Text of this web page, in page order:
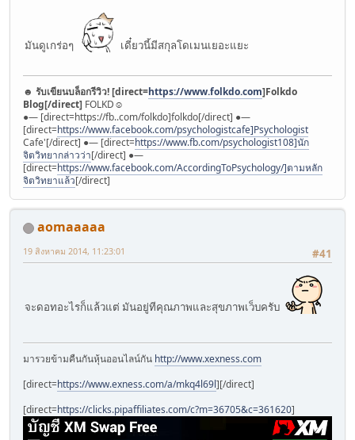
มันดูเกร่อๆ เดี๋ยวนี้มีสกุลโดเมนเยอะแยะ
☻ รับเขียนบล็อกรีวิว! [direct=https://www.folkdo.com]Folkdo
Blog[/direct] FOLKD☺︎
●— [direct=https://fb..com/folkdo]folkdo[/direct] ●—
[direct=https://www.facebook.com/psychologistcafe]Psychologist
Cafe'[/direct] ●— [direct=https://www.fb.com/psychologist108]นัก
จิตวิทยากล่าวว่า[/direct] ●—
[direct=https://www.facebook.com/AccordingToPsychology/]ตามหลัก
จิตวิทยาแล้ว[/direct]
aomaaaaa
#41
19 สิงหาคม 2014, 11:23:01
จะดอทอะไรก็แล้วแต่ มันอยู่ทีคุณภาพและสุขภาพเว็บครับ
มารวยข้ามคืนกันหุ้นออนไลน์กัน http://www.xexness.com
[direct=https://www.exness.com/a/mkq4l69l][/direct]
[direct=https://clicks.pipaffiliates.com/c?m=36705&c=361620]